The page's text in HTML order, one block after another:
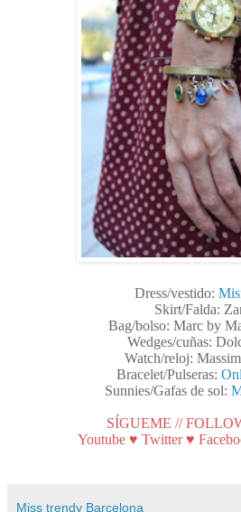
Dress/vestido:
Skirt/Falda:
Bag/bolso: Marc by
Wedges/cuñas:
Watch/reloj:
Bracelet/Pulseras:
Sunnies/Gafas de sol:
SÍGUEME //
Youtube ♥ Twitter ♥
Miss trendy Barcelona